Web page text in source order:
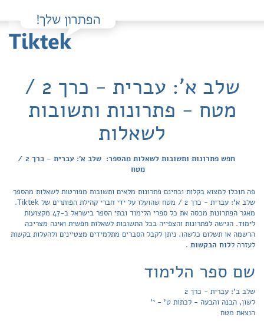
שלב א': עברית - כרך 2 /
מטח - פתרונות ותשובות
לשאלות
חפש פתרונות ותשובות לשאלות מהספר: שלב א': עברית - כרך 2 /
מטח
פה תוכלו למצוא בקלות ובחינם פתרונות מלאים ותשובות מפורטות לשאלות מהספר
שלב א': עברית - כרך 2 / מטח שהועלו על ידי חברי קהילת הפותרים של Tiktek.
מאגר הפתרונות מכסה את כל ספרי הלימוד ובתי הספר בישראל ב-47 מקצועות
לימוד. הגישה לפתרונות והצפייה בכל התשובות לשאלות חפשית ואינה מצריכה
הרשמה או תשלום כלשהו. ניתן לקבל הסברים מתלמידים מצטיינים ולהעלות בקשות
לעזרה ללוח הבקשות .
שם ספר הלימוד
שלב ב': עברית - כרך 2
לשון, הבנה והבעה - לכתות ט' - י'
הוצאת מטח